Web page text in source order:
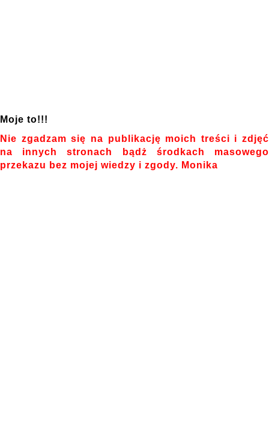
Moje to!!!
Nie zgadzam się na publikację moich treści i zdjęć
na innych stronach bądż środkach masowego
przekazu bez mojej wiedzy i zgody. Monika